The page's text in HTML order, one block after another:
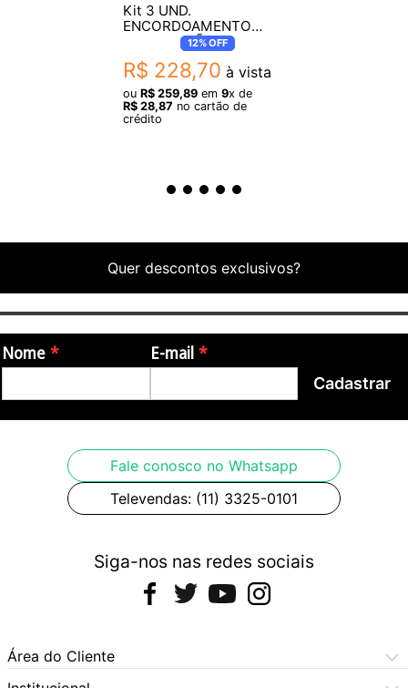
Kit 3 UND.
ENCORDOAMENTO
PARA VIOLÃO
D'ADDARIO EJ11 012
12%OFF
R$ 228,70 à vista
ou R$ 259,89 em 9x de
R$ 28,87 no cartão de
crédito
Quer descontos exclusivos?
Nome E-mail
Cadastrar
Fale conosco no Whatsapp
Televendas: (11) 3325-0101
Siga-nos nas redes sociais
Área do Cliente
Meus Pedidos